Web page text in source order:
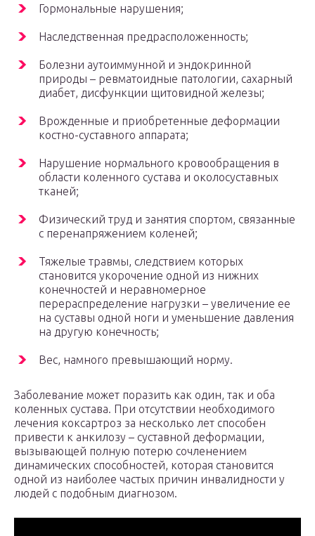
Гормональные нарушения;
Наследственная предрасположенность;
Болезни аутоиммунной и эндокринной
природы – ревматоидные патологии, сахарный
диабет, дисфункции щитовидной железы;
Врожденные и приобретенные деформации
костно-суставного аппарата;
Нарушение нормального кровообращения в
области коленного сустава и околосуставных
тканей;
Физический труд и занятия спортом, связанные
с перенапряжением коленей;
Тяжелые травмы, следствием которых
становится укорочение одной из нижних
конечностей и неравномерное
перераспределение нагрузки – увеличение ее
на суставы одной ноги и уменьшение давления
на другую конечность;
Вес, намного превышающий норму.
Заболевание может поразить как один, так и оба
коленных сустава. При отсутствии необходимого
лечения коксартроз за несколько лет способен
привести к анкилозу – суставной деформации,
вызывающей полную потерю сочленением
динамических способностей, которая становится
одной из наиболее частых причин инвалидности у
людей с подобным диагнозом.